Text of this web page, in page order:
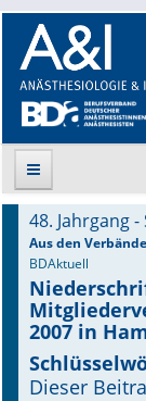
Suche
Aktuelle
Leitlinien
Archiv
48. Jahrgang
Aus den
BDAktuell
2007 in
Dieser